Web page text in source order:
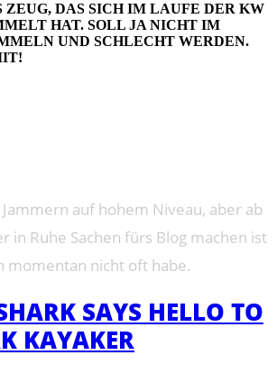
ZEUG, DAS SICH IM LAUFE DER KW
HAT. SOLL JA NICHT IM
UND SCHLECHT WERDEN.
auf hohem Niveau, aber ab
in Ruhe Sachen fürs Blog machen ist
momentan nicht oft habe.
SAYS HELLO TO
KAYAKER